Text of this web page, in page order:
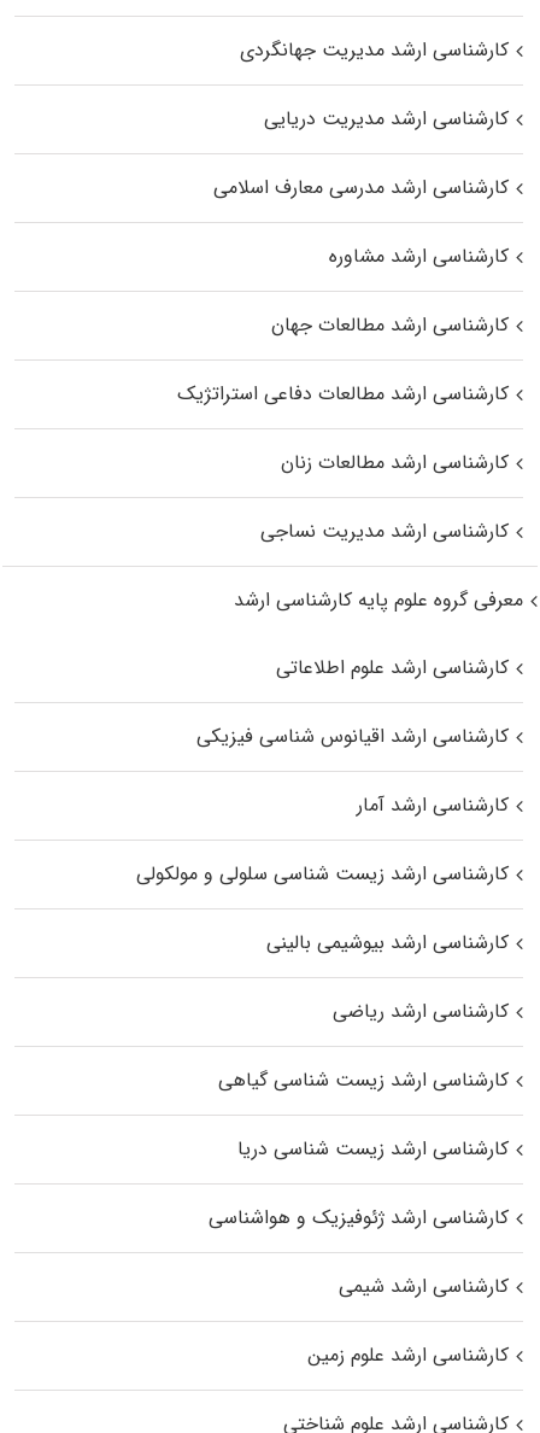
کارشناسی ارشد مدیریت جهانگردی
کارشناسی ارشد مدیریت دریایی
کارشناسی ارشد مدرسی معارف اسلامی
کارشناسی ارشد مشاوره
کارشناسی ارشد مطالعات جهان
کارشناسی ارشد مطالعات دفاعی استراتژیک
کارشناسی ارشد مطالعات زنان
کارشناسی ارشد مدیریت نساجی
معرفی گروه علوم پایه کارشناسی ارشد
کارشناسی ارشد علوم اطلاعاتی
کارشناسی ارشد اقیانوس‌ شناسی فیزیکی
کارشناسی ارشد آمار
کارشناسی ارشد زیست شناسی سلولی و مولکولی
کارشناسی ارشد بیوشیمی بالینی
کارشناسی ارشد ریاضی
کارشناسی ارشد زیست‌ شناسی گیاهی
کارشناسی ارشد زیست‌ شناسی دریا
کارشناسی ارشد ژئوفیزیک و هواشناسی
کارشناسی ارشد شیمی
کارشناسی ارشد علوم زمین
کارشناسی ارشد علوم شناختی